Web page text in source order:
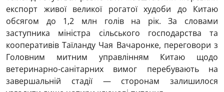
експорт живої великої рогатої худоби до Китаю
обсягом до 1,2 млн голів на рік. За словами
заступника міністра сільського господарства та
кооперативів Таїланду Чая Вачаронке, переговори з
Головним митним управлінням Китаю щодо
ветеринарно-санітарних вимог перебувають на
завершальній стадії — сторонам залишилося